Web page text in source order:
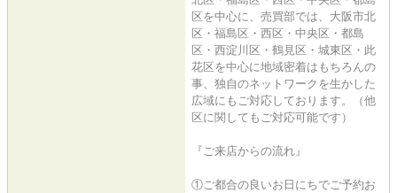
区を中心に、売買部では、大阪市北
区・福島区・西区・中央区・都島
区・西淀川区・鶴見区・城東区・此
花区を中心に地域密着はもちろんの
事、独自のネットワークを生かした
広域にもご対応しております。（他
区に関してもご対応可能です）
『ご来店からの流れ』
①ご都合の良いお日にちでご予約お